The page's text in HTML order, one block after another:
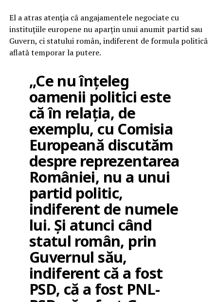
El a atras atenția că angajamentele negociate cu
instituțiile europene nu aparțin unui anumit partid sau
Guvern, ci statului român, indiferent de formula politică
aflată temporar la putere.
„Ce nu înțeleg
oamenii politici este
că în relația, de
exemplu, cu Comisia
Europeană discutăm
despre reprezentarea
României, nu a unui
partid politic,
indiferent de numele
lui. Și atunci când
statul român, prin
Guvernul său,
indiferent că a fost
PSD, că a fost PNL-